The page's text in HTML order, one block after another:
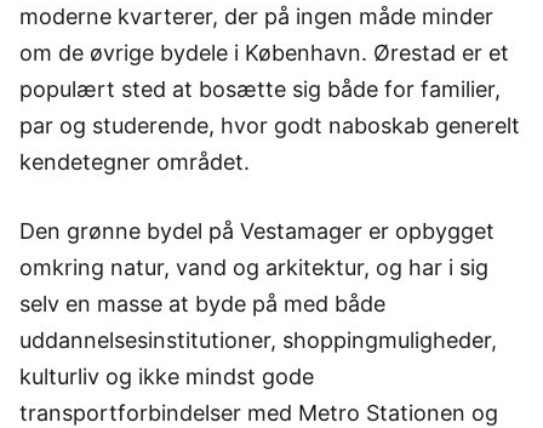
moderne kvarterer, der på ingen måde minder
om de øvrige bydele i København. Ørestad er et
populært sted at bosætte sig både for familier,
par og studerende, hvor godt naboskab generelt
kendetegner området.
Den grønne bydel på Vestamager er opbygget
omkring natur, vand og arkitektur, og har i sig
selv en masse at byde på med både
uddannelsesinstitutioner, shoppingmuligheder,
kulturliv og ikke mindst gode
transportforbindelser med Metro Stationen og